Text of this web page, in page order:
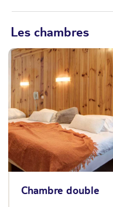
Les chambres
Chambre double